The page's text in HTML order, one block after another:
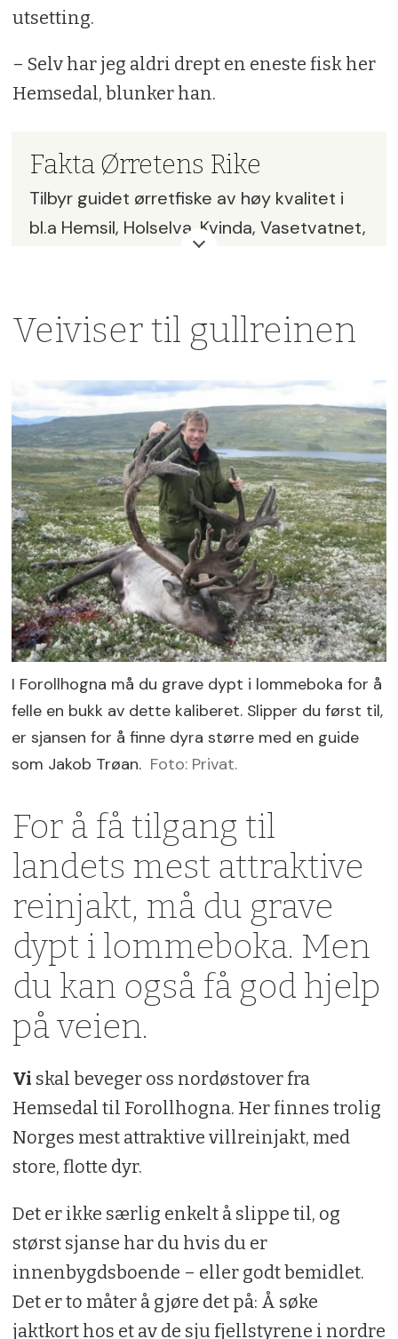
utsetting.
– Selv har jeg aldri drept en eneste fisk her
Hemsedal, blunker han.
Fakta Ørretens Rike
Tilbyr guidet ørretfiske av høy kvalitet i
bl.a Hemsil, Holselva, Kvinda, Vasetvatnet,
Priser fra kr 1500 – 4500 per dag,
(2021).
Les mer påorretensrike.no
Veiviser til gullreinen
I Forollhogna må du grave dypt i lommeboka for å
felle en bukk av dette kaliberet. Slipper du først til,
er sjansen for å finne dyra større med en guide
som Jakob Trøan. Foto: Privat.
For å få tilgang til
landets mest attraktive
reinjakt, må du grave
dypt i lommeboka. Men
du kan også få god hjelp
på veien.
Vi skal beveger oss nordøstover fra
Hemsedal til Forollhogna. Her finnes trolig
Norges mest attraktive villreinjakt, med
store, flotte dyr.
Det er ikke særlig enkelt å slippe til, og
størst sjanse har du hvis du er
innenbygdsboende – eller godt bemidlet.
Det er to måter å gjøre det på: Å søke
jaktkort hos et av de sju fjellstyrene i nordre